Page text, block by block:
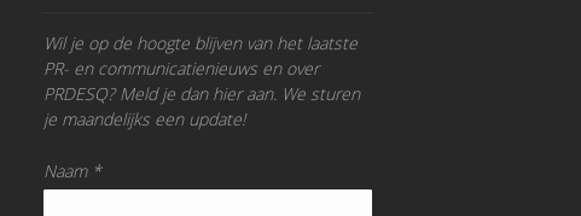
Wil je op de hoogte blijven van het laatste
PR- en communicatienieuws en over
PRDESQ? Meld je dan hier aan. We sturen
je maandelijks een update!
Naam *